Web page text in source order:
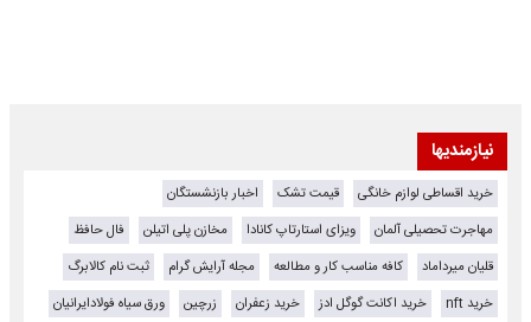
نیازمندیها
خرید اقساطی لوازم خانگی قیمت تشک
اخبار بازنشستگان
مهاجرت تحصیلی آلمان
ویزای استارتاپ کانادا مخازن پلی اتیلن
فال حافظ
قلیان میرداماد
کافه مناسب کار و مطالعه مجله آرایش گرام
ثبت نام کالابرگ
خرید nft
خرید اکانت گوگل ادز خرید زعفران زرچین
ورق سیاه فولادایرانیان